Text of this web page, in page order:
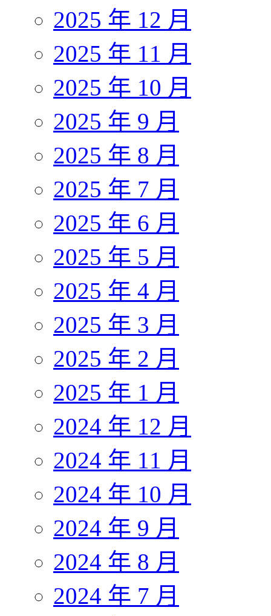
2025 年 12 月
2025 年 11 月
2025 年 10 月
2025 年 9 月
2025 年 8 月
2025 年 7 月
2025 年 6 月
2025 年 5 月
2025 年 4 月
2025 年 3 月
2025 年 2 月
2025 年 1 月
2024 年 12 月
2024 年 11 月
2024 年 10 月
2024 年 9 月
2024 年 8 月
2024 年 7 月